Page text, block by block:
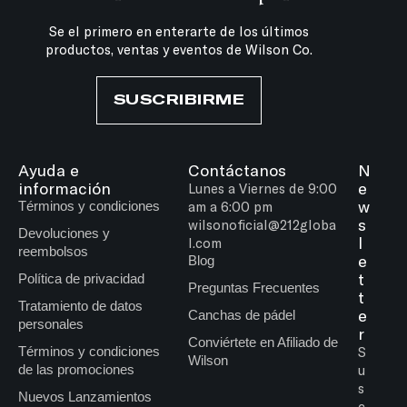
Se el primero en enterarte de los últimos
productos, ventas y eventos de Wilson Co.
SUSCRIBIRME
Ayuda e
información
Términos y condiciones
Devoluciones y
reembolsos
Política de privacidad
Tratamiento de datos
personales
Términos y condiciones
de las promociones
Nuevos Lanzamientos
Contáctanos
Lunes a Viernes de 9:00
am a 6:00 pm
wilsonoficial@212globa
l.com
Blog
Preguntas Frecuentes
Canchas de pádel
Conviértete en Afiliado de
Wilson
N
e
w
s
l
e
t
t
e
r
S
u
s